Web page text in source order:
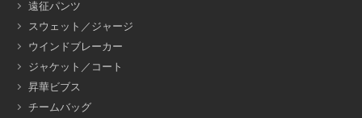
遠征パンツ
スウェット／ジャージ
ウインドブレーカー
ジャケット／コート
昇華ビブス
チームバッグ